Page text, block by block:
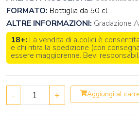
FORMATO: Bottiglia da 50 cl
ALTRE INFORMAZIONI: Gradazione
18+: La vendita di alcolici è
e chi ritira la spedizione (con
essere maggiorenne. Bevi
- + Aggiungi al